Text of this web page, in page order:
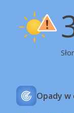
Opady w